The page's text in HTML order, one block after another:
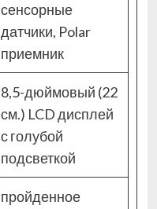
сенсорные
датчики, Polar
приемник
8,5-дюймовый (22
см.) LCD дисплей
с голубой
подсветкой
пройденное